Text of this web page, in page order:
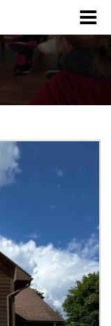
Toggle